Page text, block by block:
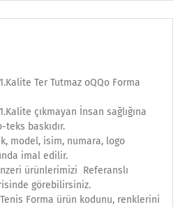
Ter Tutmaz oQQo Forma
çıkmayan İnsan sağlığına
baskıdır.
model, isim, numara, logo
imal edilir.
ürünlerimizi Referanslı
görebilirsiniz.
Forma ürün kodunu, renklerini